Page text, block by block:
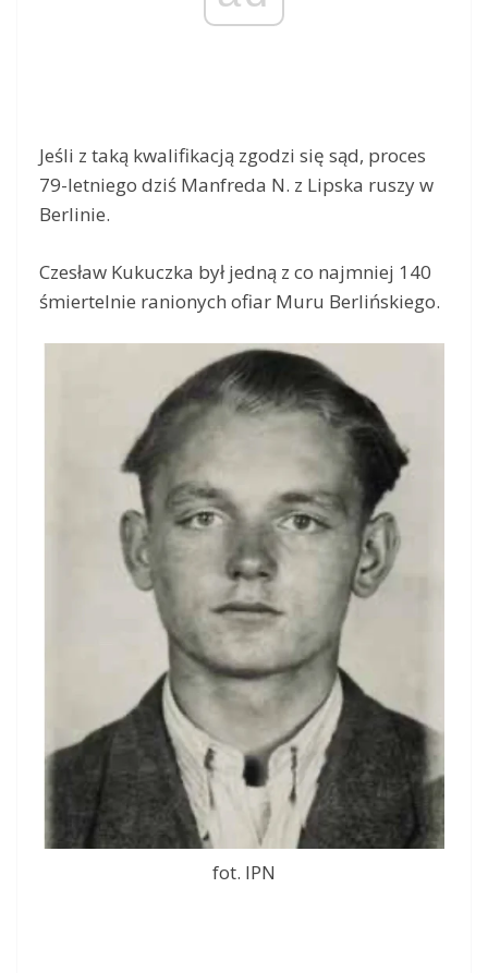
Jeśli z taką kwalifikacją zgodzi się sąd, proces
79-letniego dziś Manfreda N. z Lipska ruszy w
Berlinie.
Czesław Kukuczka był jedną z co najmniej 140
śmiertelnie ranionych ofiar Muru Berlińskiego.
fot. IPN